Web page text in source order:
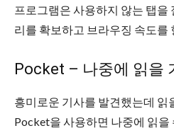
프로그램은 사용하지 않는 탭을
리를 확보하고 브라우징 속도를
Pocket – 나중에 읽을
흥미로운 기사를 발견했는데 읽
Pocket을 사용하면 나중에 읽을